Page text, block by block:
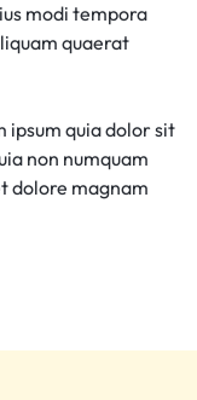
modi tempora
quaerat
ipsum quia dolor sit
non numquam
dolore magnam